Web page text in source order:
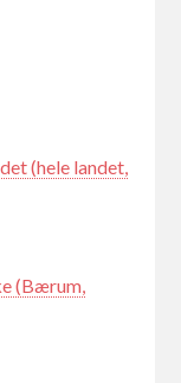
(hele landet,
(Bærum,